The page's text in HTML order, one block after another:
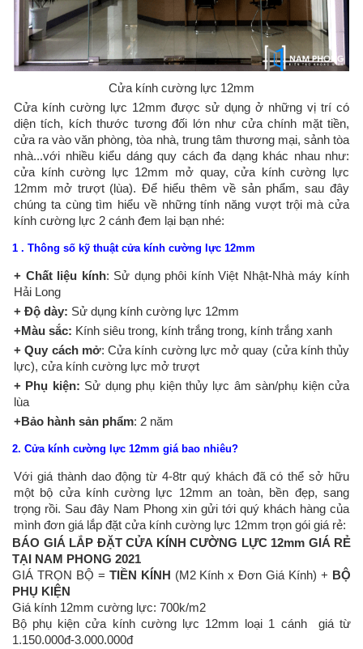
Cửa kính cường lực 12mm
Cửa kính cường lực 12mm được sử dụng ở những vị trí có
diện tích, kích thước tương đối lớn như cửa chính mặt tiền,
cửa ra vào văn phòng, tòa nhà, trung tâm thương mại, sảnh tòa
nhà...với nhiều kiểu dáng quy cách đa dạng khác nhau như:
cửa kính cường lực 12mm mở quay, cửa kính cường lực
12mm mở trượt (lùa). Để hiểu thêm về sản phẩm, sau đây
chúng ta cùng tìm hiểu về những tính năng vượt trội mà cửa
kính cường lực 2 cánh đem lại bạn nhé:
1 . Thông số kỹ thuật cửa kính cường lực 12mm
+ Chất liệu kính: Sử dụng phôi kính Việt Nhật-Nhà máy kính
Hải Long
+ Độ dày: Sử dụng kính cường lực 12mm
+Màu sắc: Kính siêu trong, kính trắng trong, kính trắng xanh
+ Quy cách mở: Cửa kính cường lực mở quay (cửa kính thủy
lực), cửa kính cường lực mở trượt
+ Phụ kiện: Sử dụng phụ kiện thủy lực âm sàn/phụ kiện cửa
lùa
+Bảo hành sản phẩm: 2 năm
2. Cửa kính cường lực 12mm giá bao nhiêu?
Với giá thành dao động từ 4-8tr quý khách đã có thể sở hữu
một bộ cửa kính cường lực 12mm an toàn, bền đẹp, sang
trọng rồi. Sau đây Nam Phong xin gửi tới quý khách hàng của
mình đơn giá lắp đặt cửa kính cường lực 12mm trọn gói giá rẻ:
BÁO GIÁ LẮP ĐẶT CỬA KÍNH CƯỜNG LỰC 12mm GIÁ RẺ
TẠI NAM PHONG 2021
GIÁ TRỌN BỘ = TIỀN KÍNH (M2 Kính x Đơn Giá Kính) + BỘ
PHỤ KIỆN
Giá kính 12mm cường lực: 700k/m2
Bộ phụ kiện cửa kính cường lực 12mm loại 1 cánh giá từ
1.150.000đ-3.000.000đ